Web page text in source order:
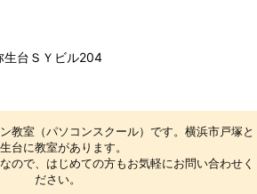
生台ＳＹビル204
教室（パソコンスクール）です。横浜市戸塚と
台に教室があります。
ので、はじめての方もお気軽にお問い合わせく
ださい。